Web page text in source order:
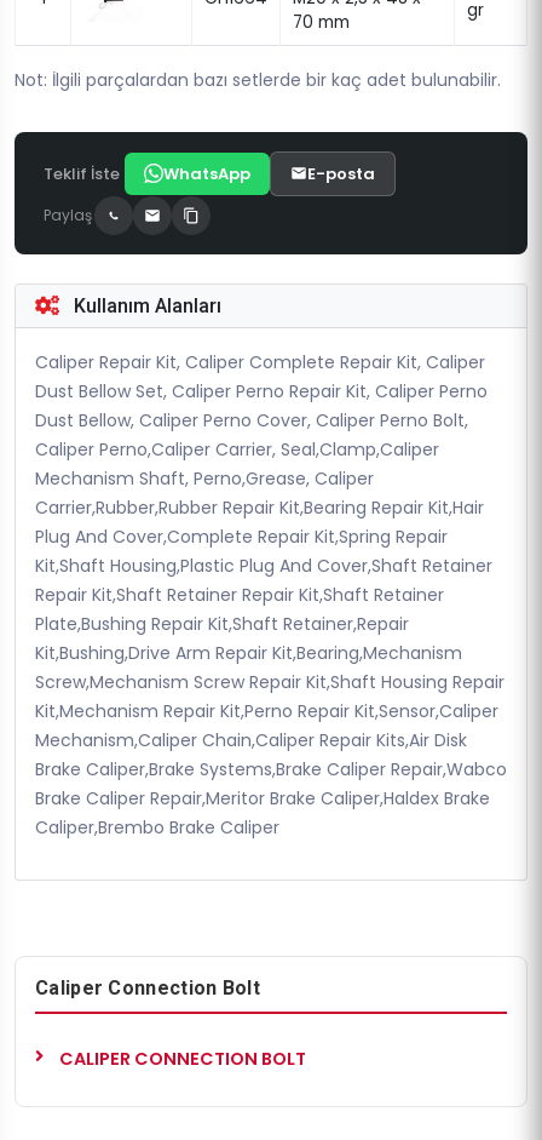
70 mm
gr
Not: İlgili parçalardan bazı setlerde bir kaç adet bulunabilir.
Teklif İste WhatsApp E-posta
Paylaş
Kullanım Alanları
Caliper Repair Kit, Caliper Complete Repair Kit, Caliper
Dust Bellow Set, Caliper Perno Repair Kit, Caliper Perno
Dust Bellow, Caliper Perno Cover, Caliper Perno Bolt,
Caliper Perno,Caliper Carrier, Seal,Clamp,Caliper
Mechanism Shaft, Perno,Grease, Caliper
Carrier,Rubber,Rubber Repair Kit,Bearing Repair Kit,Hair
Plug And Cover,Complete Repair Kit,Spring Repair
Kit,Shaft Housing,Plastic Plug And Cover,Shaft Retainer
Repair Kit,Shaft Retainer Repair Kit,Shaft Retainer
Plate,Bushing Repair Kit,Shaft Retainer,Repair
Kit,Bushing,Drive Arm Repair Kit,Bearing,Mechanism
Screw,Mechanism Screw Repair Kit,Shaft Housing Repair
Kit,Mechanism Repair Kit,Perno Repair Kit,Sensor,Caliper
Mechanism,Caliper Chain,Caliper Repair Kits,Air Disk
Brake Caliper,Brake Systems,Brake Caliper Repair,Wabco
Brake Caliper Repair,Meritor Brake Caliper,Haldex Brake
Caliper,Brembo Brake Caliper
Caliper Connection Bolt
CALIPER CONNECTION BOLT